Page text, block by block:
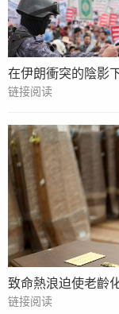
在伊朗衝突的陰影
链接阅读
致命熱浪迫使老齡
链接阅读